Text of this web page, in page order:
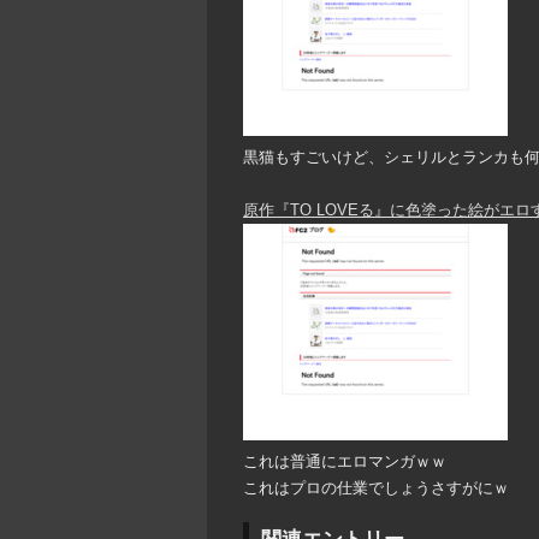
黒猫もすごいけど、シェリルとランカも
原作『TO LOVEる』に色塗った絵がエロ
これは普通にエロマンガｗｗ
これはプロの仕業でしょうさすがにｗ